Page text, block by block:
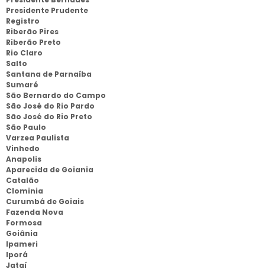
Presidente Prudente
Registro
Riberão Pires
Riberão Preto
Rio Claro
Salto
Santana de Parnaíba
Sumaré
São Bernardo do Campo
São José do Rio Pardo
São José do Rio Preto
São Paulo
Varzea Paulista
Vinhedo
Anapolis
Aparecida de Goiania
Catalão
Clominia
Curumbá de Goiais
Fazenda Nova
Formosa
Goiânia
Ipameri
Iporá
Jataí